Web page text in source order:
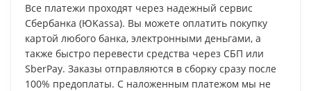
Все платежи проходят через надежный сервис
Сбербанка (ЮKassa). Вы можете оплатить покупку
картой любого банка, электронными деньгами, а
также быстро перевести средства через СБП или
SberPay. Заказы отправляются в сборку сразу после
100% предоплаты. С наложенным платежом мы не